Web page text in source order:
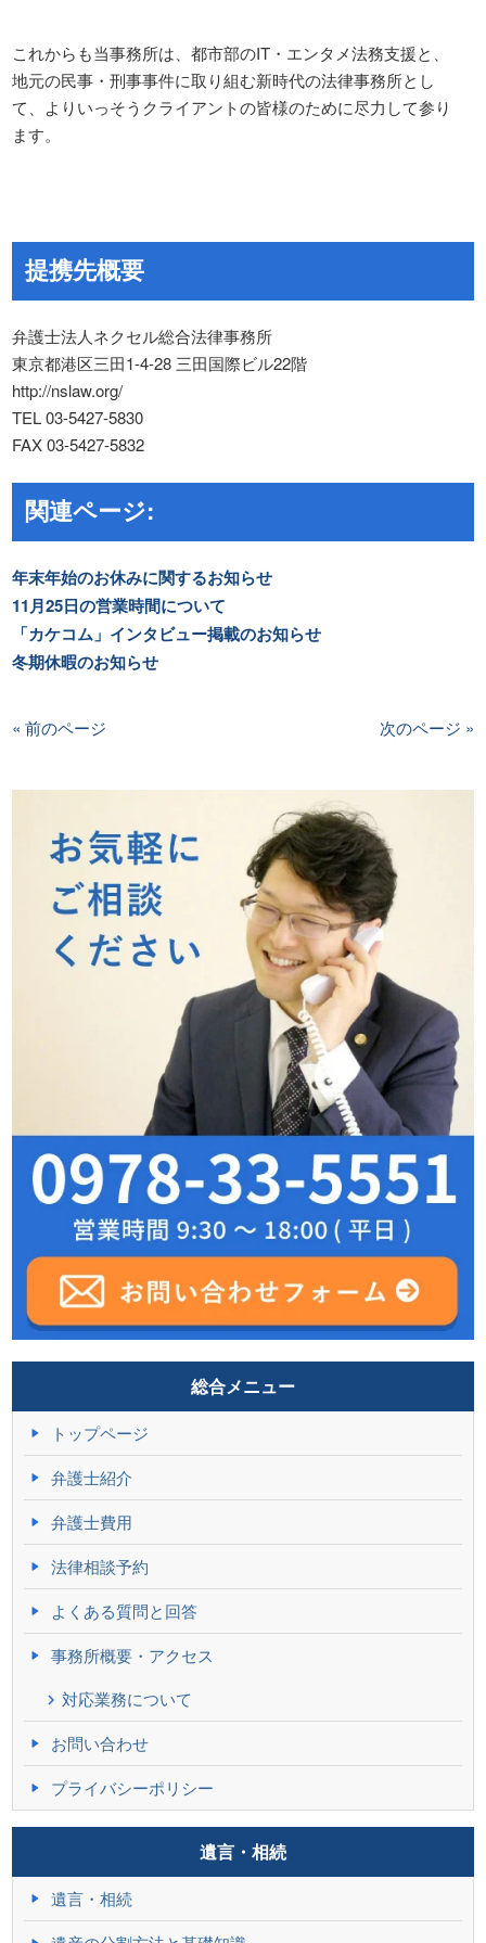
これからも当事務所は、都市部のIT・エンタメ法務支援と、
地元の民事・刑事事件に取り組む新時代の法律事務所とし
て、よりいっそうクライアントの皆様のために尽力して参り
ます。
提携先概要
弁護士法人ネクセル総合法律事務所
東京都港区三田1-4-28 三田国際ビル22階
http://nslaw.org/
TEL 03-5427-5830
FAX 03-5427-5832
関連ページ:
年末年始のお休みに関するお知らせ
11月25日の営業時間について
「カケコム」インタビュー掲載のお知らせ
冬期休暇のお知らせ
« 前のページ 次のページ »
総合メニュー
トップページ
弁護士紹介
弁護士費用
法律相談予約
よくある質問と回答
事務所概要・アクセス
対応業務について
お問い合わせ
プライバシーポリシー
遺言・相続
遺言・相続